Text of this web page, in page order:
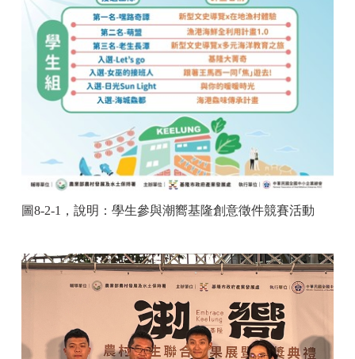
圖8-2-1 ，說明： 學生參與潮嚮基隆創意徵件競賽活動